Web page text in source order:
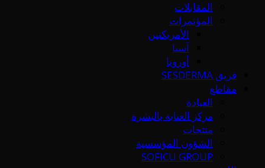
المقابلات
المؤتمرات
الأمريكتين
آسيا
أوروبا
فريق SESDERMA
مقاطع
العيادة
مركز العناية بالبشرة
منتجات
الشؤون المؤسسية
SOFICU GROUP